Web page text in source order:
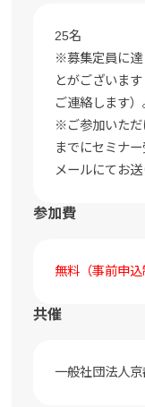
25名
※募集定員に達
とがございま
ご連絡します）
※ご参加いただ
までにセミナ
メールにてお送
参加費
無料（事前申込
共催
一般社団法人